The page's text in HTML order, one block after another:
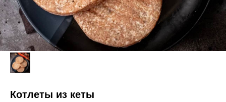
Котлеты из кеты